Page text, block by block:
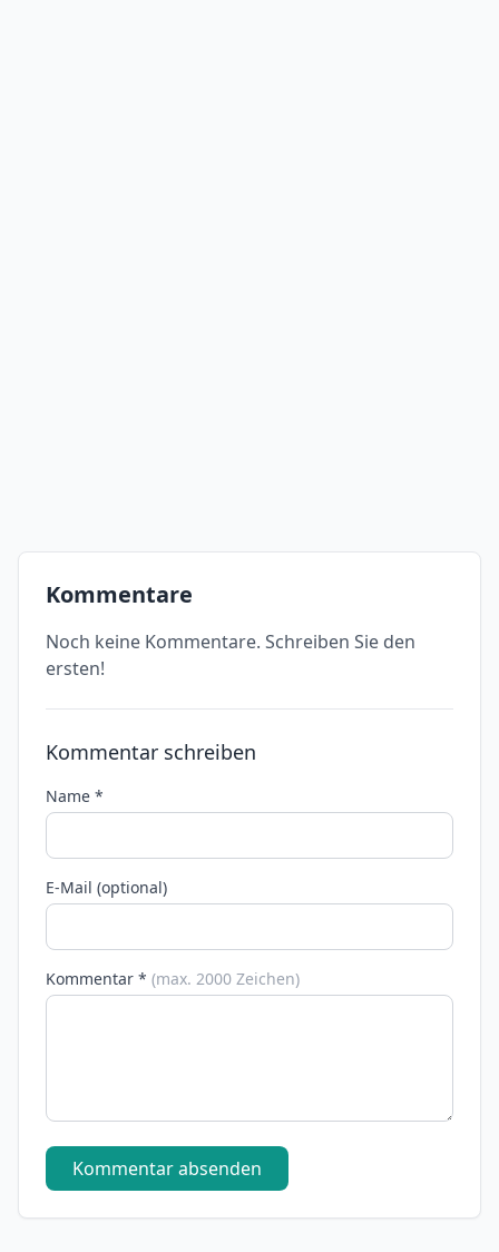
Kommentare
Noch keine Kommentare. Schreiben Sie den
ersten!
Kommentar schreiben
Name *
E-Mail (optional)
Kommentar * (max. 2000 Zeichen)
Kommentar absenden